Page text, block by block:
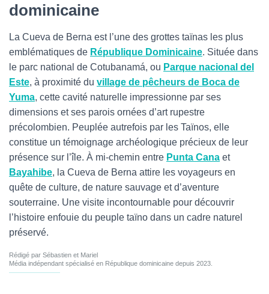
dominicaine
La Cueva de Berna est l’une des grottes taïnas les plus
emblématiques de République Dominicaine. Située dans
le parc national de Cotubanamá, ou Parque nacional del
Este, à proximité du village de pêcheurs de Boca de
Yuma, cette cavité naturelle impressionne par ses
dimensions et ses parois ornées d’art rupestre
précolombien. Peuplée autrefois par les Taïnos, elle
constitue un témoignage archéologique précieux de leur
présence sur l’île. À mi-chemin entre Punta Cana et
Bayahibe, la Cueva de Berna attire les voyageurs en
quête de culture, de nature sauvage et d’aventure
souterraine. Une visite incontournable pour découvrir
l’histoire enfouie du peuple taïno dans un cadre naturel
préservé.
Rédigé par Sébastien et Mariel
Média indépendant spécialisé en République dominicaine depuis 2023.